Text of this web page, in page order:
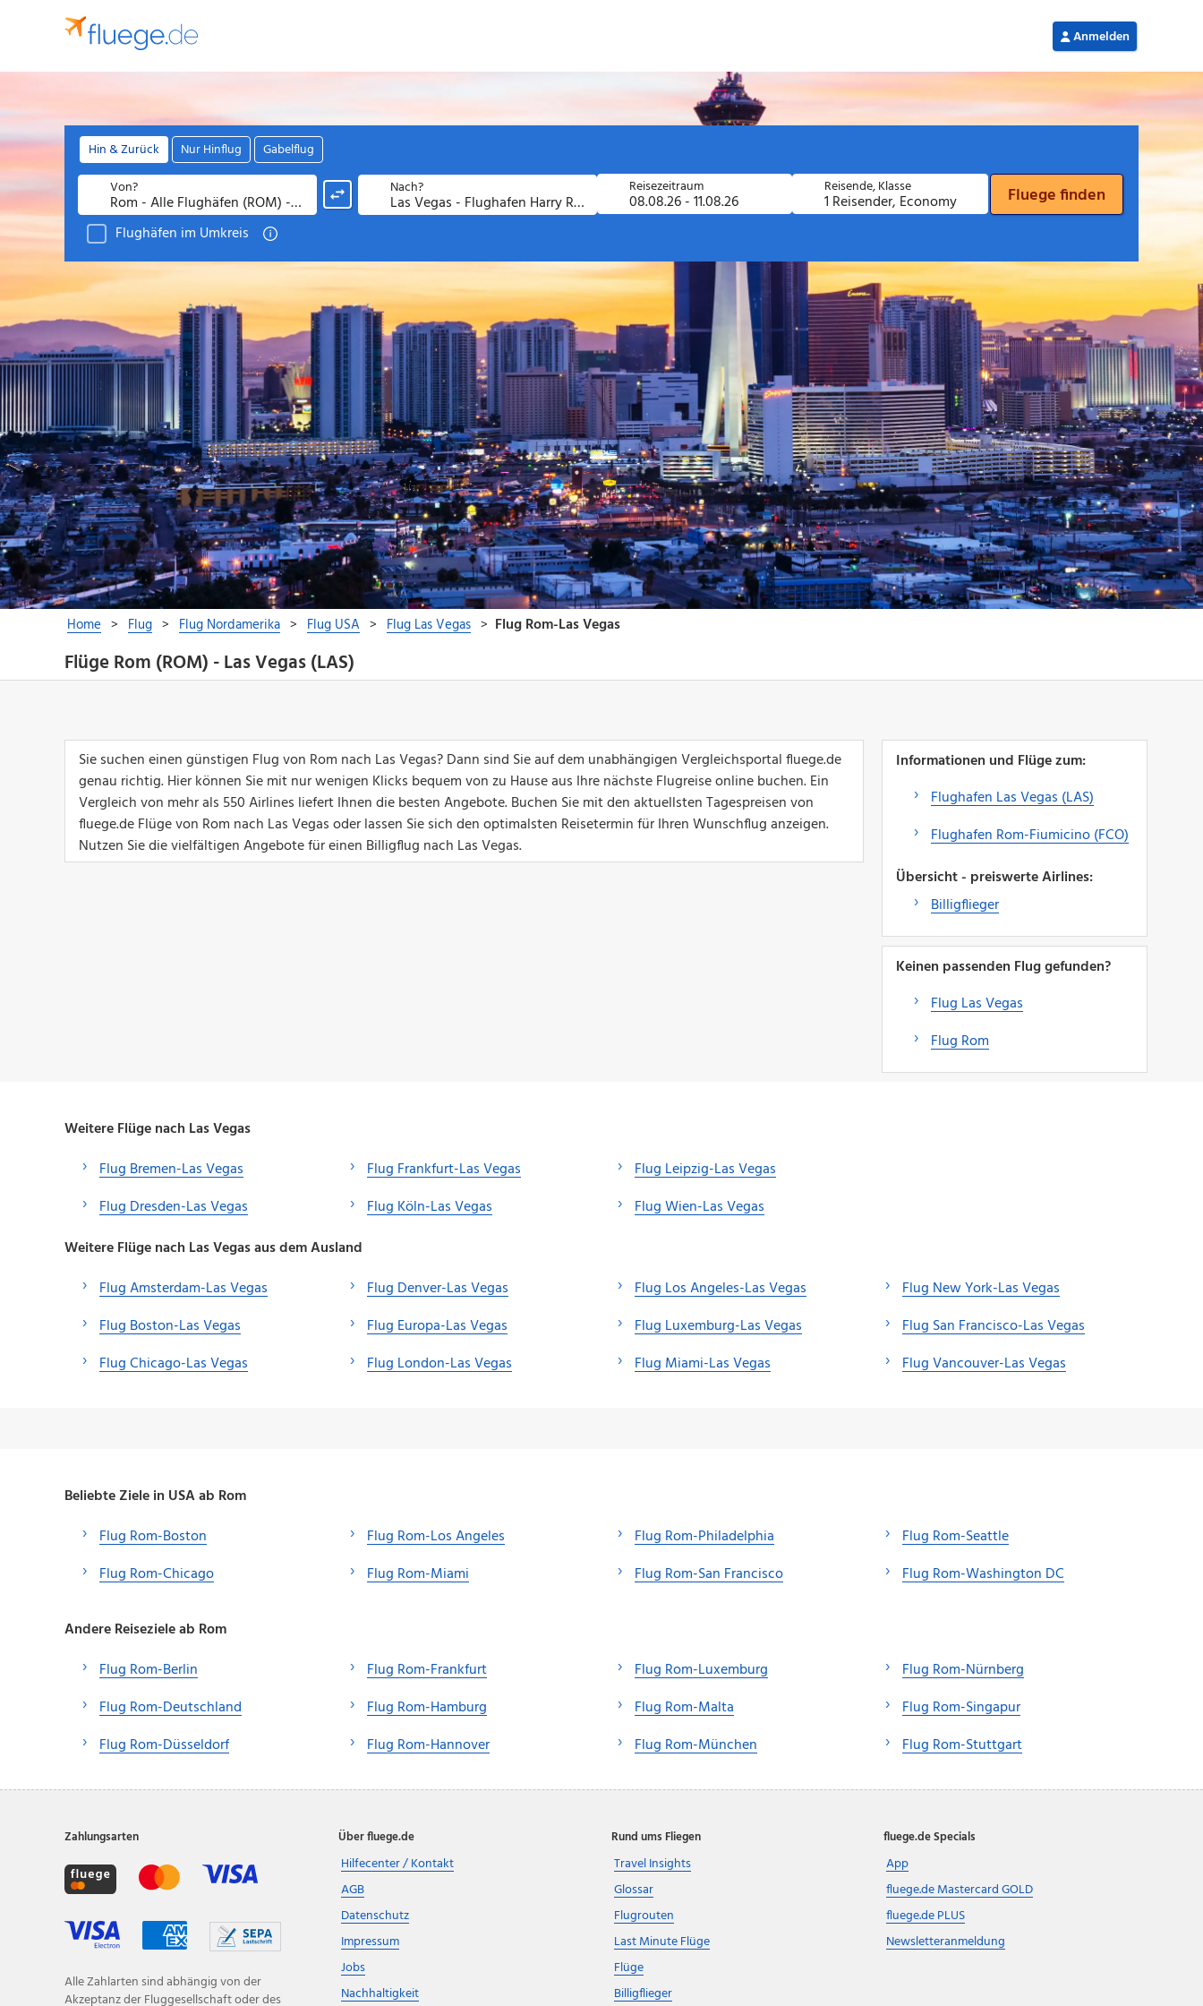
Flüge Rom (ROM) - Las Vegas (LAS)
Sie suchen einen günstigen Flug von Rom nach Las Vegas? Dann sind Sie auf dem unabhängigen Vergleichsportal fluege.de
genau richtig. Hier können Sie mit nur wenigen Klicks bequem von zu Hause aus Ihre nächste Flugreise online buchen. Ein
Vergleich von mehr als 550 Airlines liefert Ihnen die besten Angebote. Buchen Sie mit den aktuellsten Tagespreisen von
fluege.de Flüge von Rom nach Las Vegas oder lassen Sie sich den optimalsten Reisetermin für Ihren Wunschflug anzeigen.
Nutzen Sie die vielfältigen Angebote für einen Billigflug nach Las Vegas.
Informationen und Flüge zum:
Flughafen Las Vegas (LAS)
Flughafen Rom-Fiumicino (FCO)
Übersicht - preiswerte Airlines:
Billigflieger
Keinen passenden Flug gefunden?
Flug Las Vegas
Flug Rom
Weitere Flüge nach Las Vegas
Flug Bremen-Las Vegas
Flug Dresden-Las Vegas
Flug Frankfurt-Las Vegas
Flug Köln-Las Vegas
Flug Leipzig-Las Vegas
Flug Wien-Las Vegas
Weitere Flüge nach Las Vegas aus dem Ausland
Flug Amsterdam-Las Vegas
Flug Boston-Las Vegas
Flug Chicago-Las Vegas
Flug Denver-Las Vegas
Flug Europa-Las Vegas
Flug London-Las Vegas
Flug Los Angeles-Las Vegas
Flug Luxemburg-Las Vegas
Flug Miami-Las Vegas
Flug New York-Las Vegas
Flug San Francisco-Las Vegas
Flug Vancouver-Las Vegas
Beliebte Ziele in USA ab Rom
Flug Rom-Boston
Flug Rom-Chicago
Flug Rom-Los Angeles
Flug Rom-Miami
Flug Rom-Philadelphia
Flug Rom-San Francisco
Flug Rom-Seattle
Flug Rom-Washington DC
Andere Reiseziele ab Rom
Flug Rom-Berlin
Flug Rom-Deutschland
Flug Rom-Düsseldorf
Flug Rom-Frankfurt
Flug Rom-Hamburg
Flug Rom-Hannover
Flug Rom-Luxemburg
Flug Rom-Malta
Flug Rom-München
Flug Rom-Nürnberg
Flug Rom-Singapur
Flug Rom-Stuttgart